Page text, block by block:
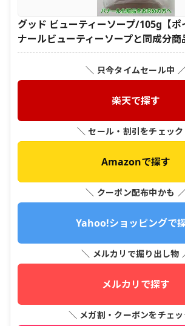
グッド ビューティーソープ/105g【ポ
ナールビューティーソープと同成分商
＼ 只今タイムセール中
楽天で探す
＼ セール・割引をチェッ
Amazonで探す
＼ クーポン配布中かも
Yahoo!ショッピングで
＼ メルカリで掘り出し物
メルカリで探す
＼ メガ割・クーポンをチェ